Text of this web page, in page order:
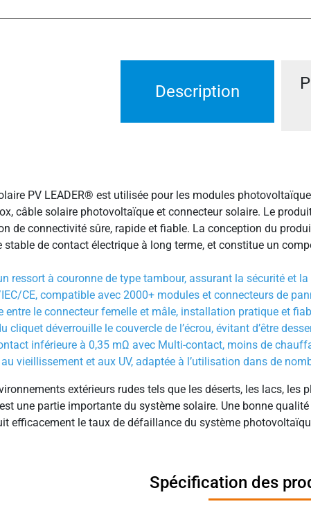
Description
PV LEADER® est utilisée pour les modules
câble solaire photovoltaïque et connecteur solaire. Le
de connectivité sûre, rapide et fiable. La conception du
stable de contact électrique à long terme, et constitue un
ressort à couronne de type tambour, assurant la sécurité et
CE, compatible avec 2000+ modules et connecteurs de
entre le connecteur femelle et mâle, installation pratique et
cliquet déverrouille le couvercle de l’écrou, évitant d’être
inférieure à 0,35 mΩ avec Multi-contact, moins de
vieillissement et aux UV, adaptée à l’utilisation dans de
extérieurs rudes tels que les déserts, les lacs,
une partie importante du système solaire. Une bonne
efficacement le taux de défaillance du système
Spécification des